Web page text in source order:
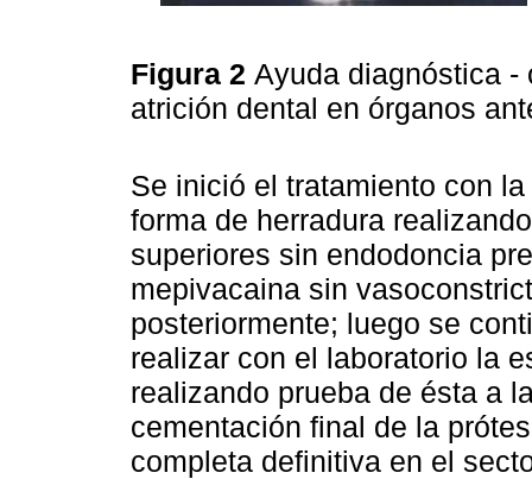
Figura 2 Ayuda diagnóstica -
atrición dental en órganos
Se inició el tratamiento con
forma de herradura
superiores sin endodoncia
mepivacaina sin
posteriormente; luego se
realizar con el laboratorio la
realizando prueba de ésta a
cementación final de la
completa definitiva en el